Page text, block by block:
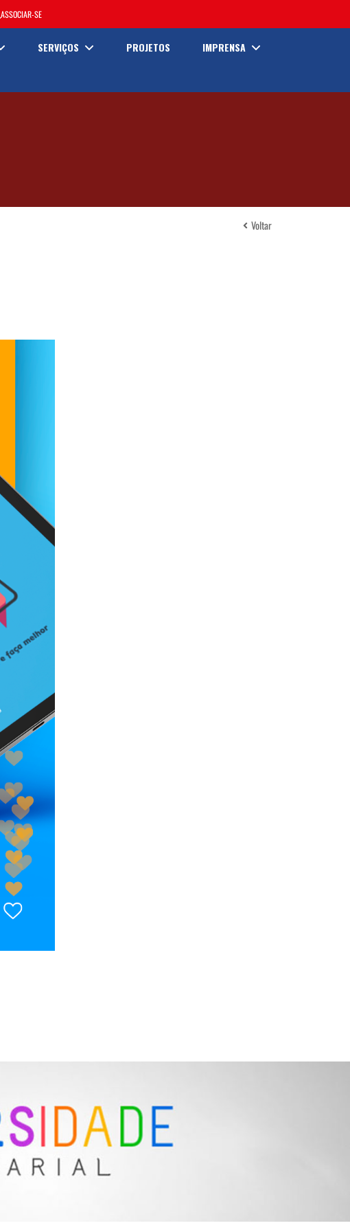
ASSOCIAR-SE
SERVIÇOS PROJETOS
IMPRENSA
Voltar